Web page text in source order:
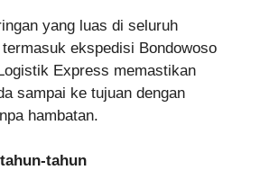
yang luas di seluruh
ekspedisi Bondowoso
Express memastikan
sampai ke tujuan dengan
hambatan.
tahun